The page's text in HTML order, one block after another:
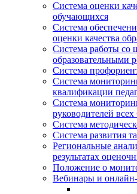
Система оценки
обучающихся
Система
оценки качества
Система работы со
образовательными
Система
Система
квалификации
Система
руководителей
Система
Система развития
Региональные
результатах
Положение о
Вебинары и